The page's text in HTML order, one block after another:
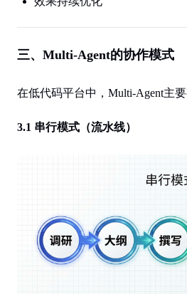
三、Multi-Agent的协作模式
在低代码平台中，Multi-Agent主
3.1 串行模式（流水线）